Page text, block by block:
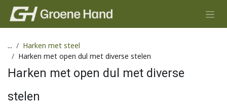
Overslaan naar inhoud
...
Harken met steel
Harken met open dul met diverse stelen
Harken met open dul met diverse
stelen